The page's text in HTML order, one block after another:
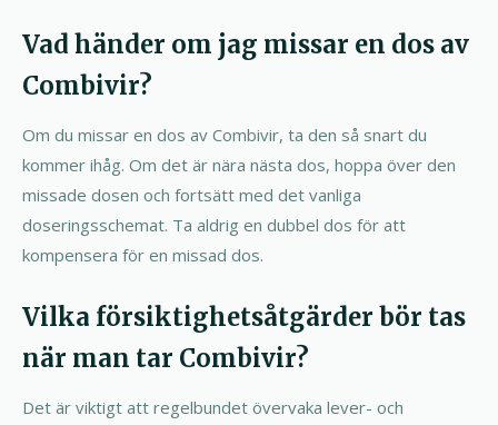
Vad händer om jag missar en dos av
Combivir?
Om du missar en dos av Combivir, ta den så snart du
kommer ihåg. Om det är nära nästa dos, hoppa över den
missade dosen och fortsätt med det vanliga
doseringsschemat. Ta aldrig en dubbel dos för att
kompensera för en missad dos.
Vilka försiktighetsåtgärder bör tas
när man tar Combivir?
Det är viktigt att regelbundet övervaka lever- och